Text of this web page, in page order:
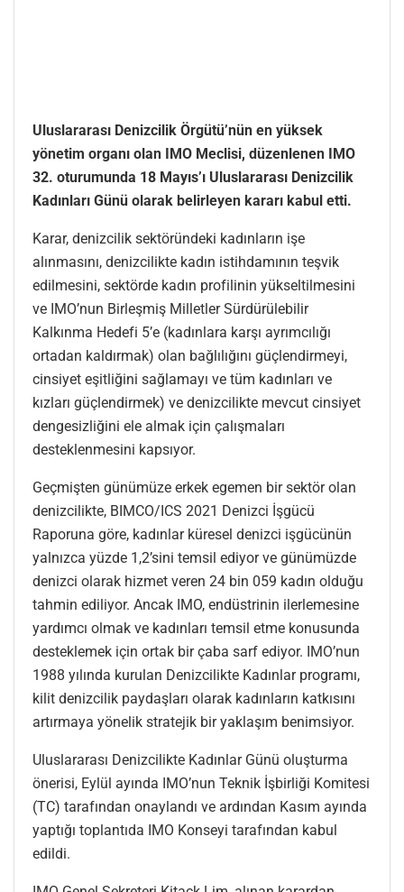
Uluslararası Denizcilik Örgütü’nün en yüksek
yönetim organı olan IMO Meclisi, düzenlenen IMO
32. oturumunda 18 Mayıs’ı Uluslararası Denizcilik
Kadınları Günü olarak belirleyen kararı kabul etti.
Karar, denizcilik sektöründeki kadınların işe
alınmasını, denizcilikte kadın istihdamının teşvik
edilmesini, sektörde kadın profilinin yükseltilmesini
ve IMO’nun Birleşmiş Milletler Sürdürülebilir
Kalkınma Hedefi 5’e (kadınlara karşı ayrımcılığı
ortadan kaldırmak) olan bağlılığını güçlendirmeyi,
cinsiyet eşitliğini sağlamayı ve tüm kadınları ve
kızları güçlendirmek) ve denizcilikte mevcut cinsiyet
dengesizliğini ele almak için çalışmaları
desteklenmesini kapsıyor.
Geçmişten günümüze erkek egemen bir sektör olan
denizcilikte, BIMCO/ICS 2021 Denizci İşgücü
Raporuna göre, kadınlar küresel denizci işgücünün
yalnızca yüzde 1,2’sini temsil ediyor ve günümüzde
denizci olarak hizmet veren 24 bin 059 kadın olduğu
tahmin ediliyor. Ancak IMO, endüstrinin ilerlemesine
yardımcı olmak ve kadınları temsil etme konusunda
desteklemek için ortak bir çaba sarf ediyor. IMO’nun
1988 yılında kurulan Denizcilikte Kadınlar programı,
kilit denizcilik paydaşları olarak kadınların katkısını
artırmaya yönelik stratejik bir yaklaşım benimsiyor.
Uluslararası Denizcilikte Kadınlar Günü oluşturma
önerisi, Eylül ayında IMO’nun Teknik İşbirliği Komitesi
(TC) tarafından onaylandı ve ardından Kasım ayında
yaptığı toplantıda IMO Konseyi tarafından kabul
edildi.